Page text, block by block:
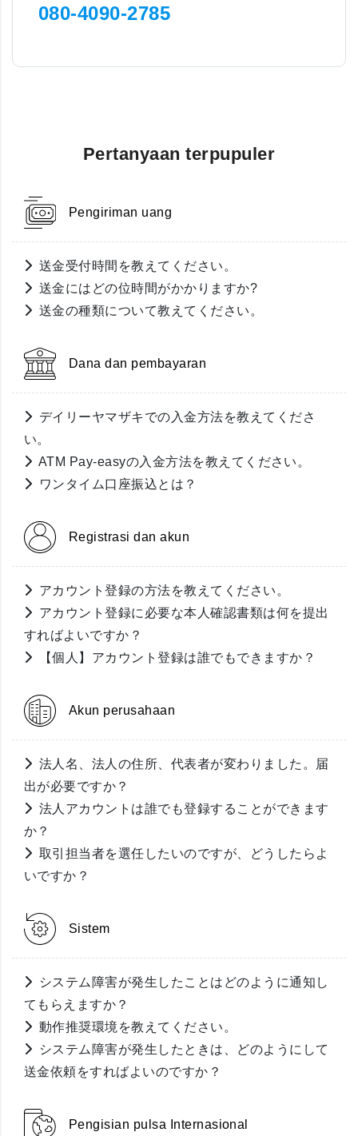
080-4090-2785
Pertanyaan terpupuler
Pengiriman uang
送金受付時間を教えてください。
送金にはどの位時間がかかりますか?
送金の種類について教えてください。
Dana dan pembayaran
デイリーヤマザキでの入金方法を教えてくださ
い。
ATM Pay-easyの入金方法を教えてください。
ワンタイム口座振込とは？
Registrasi dan akun
アカウント登録の方法を教えてください。
アカウント登録に必要な本人確認書類は何を提出
すればよいですか？
【個人】アカウント登録は誰でもできますか？
Akun perusahaan
法人名、法人の住所、代表者が変わりました。届
出が必要ですか？
法人アカウントは誰でも登録することができます
か？
取引担当者を選任したいのですが、どうしたらよ
いですか？
Sistem
システム障害が発生したことはどのように通知し
てもらえますか？
動作推奨環境を教えてください。
システム障害が発生したときは、どのようにして
送金依頼をすればよいのですか？
Pengisian pulsa Internasional